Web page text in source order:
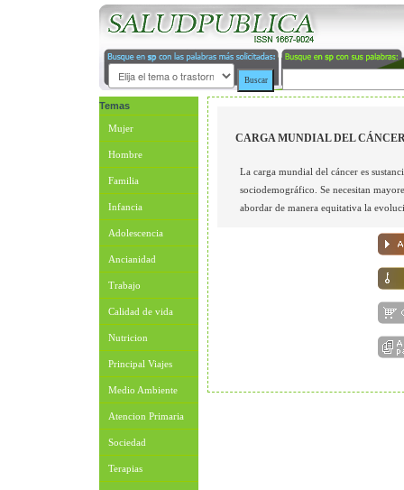
Temas
Mujer
Hombre
Familia
Infancia
Adolescencia
Ancianidad
Trabajo
Calidad de vida
Nutricion
Principal Viajes
Medio Ambiente
Atencion Primaria
Sociedad
Terapias
CARGA MUNDIAL DEL
La carga mundial del cáncer es
sociodemográfico. Se necesitan
abordar de manera equitativa la